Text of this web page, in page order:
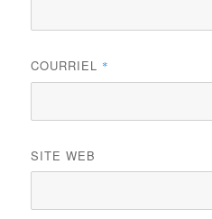
COURRIEL *
SITE WEB